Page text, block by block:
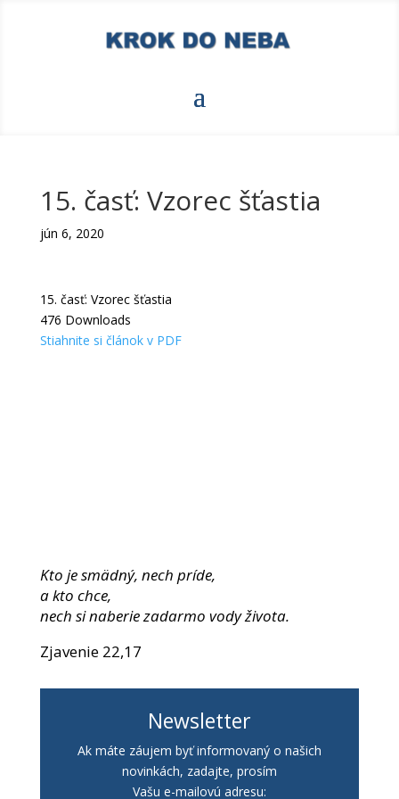
15. časť: Vzorec šťastia
jún 6, 2020
15. časť: Vzorec šťastia
476 Downloads
Stiahnite si článok v PDF
Kto je smädný, nech príde,
a kto chce,
nech si naberie zadarmo vody života.
Zjavenie 22,17
Newsletter
Ak máte záujem byť informovaný o našich
novinkách, zadajte, prosím
Vašu e-mailovú adresu: